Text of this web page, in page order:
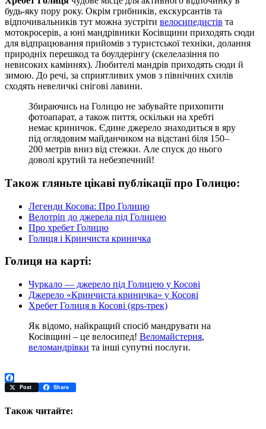
будь-яку пору року. Окрім грибників, екскурсантів та
відпочивальників тут можна зустріти велосипедистів та
мотокросерів, а юні мандрівники Косівщини приходять сюди
для відпрацювання прийомів з туристської техніки, долання
природніх перешкод та боулдерінгу (скелелазіння по
невисоких каміннях). Любителі мандрів приходять сюди й
зимою. До речі, за сприятливих умов з північних схилів
сходять невеличкі снігові лавини.
Збираючись на Голицю не забувайте прихопити
фотоапарат, а також пиття, оскільки на хребті
немає криничок. Єдине джерело знаходиться в яру
під оглядовим майданчиком на відстані біля 150–
200 метрів вниз від стежки. Але спуск до нього
доволі крутий та небезпечний!
Також гляньте цікаві публікації про Голицю:
Легенди Косова: Про Голицю
Велотріп до джерела під Голицею
Про хребет Голицю
Голиця і Кринчиста криничка
Голиця на карті:
Чуркало — джерело під Голицею у Косові
Джерело «Кринчиста криничка» у Косові
Хребет Голиця в Косові (gps-трек)
Як відомо, найкращий спосіб мандрувати на
Косівщині – це велосипед! Веломайстерня,
веломандрівки та інші супутні послуги.
Facebook
Post Share
Також читайте: